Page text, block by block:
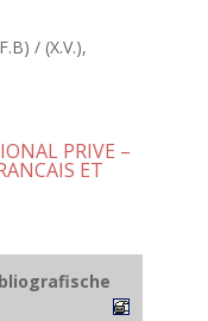
/ (X.V.),
PRIVE –
ET